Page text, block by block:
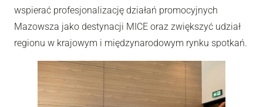
wspierać profesjonalizację działań promocyjnych
Mazowsza jako destynacji MICE oraz zwiększyć udział
regionu w krajowym i międzynarodowym rynku spotkań.